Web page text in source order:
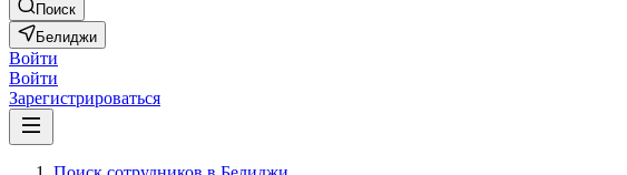
Поиск
Белиджи
Войти
Войти
Зарегистрироваться